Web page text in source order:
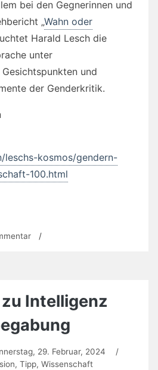
bei den Gegnerinnen und
„Wahn oder
Harald Lesch die
unter
und
der Genderkritik.
leschs-kosmos/gendern-
100.html
zu
Wissenschaft?
/
Intelligenz
29. Februar, 2024
/
, Tipp, Wissenschaft